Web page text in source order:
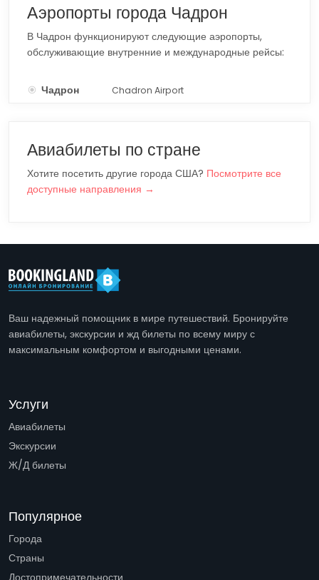
Аэропорты города Чадрон
В Чадрон функционируют следующие аэропорты,
обслуживающие внутренние и международные рейсы:
Чадрон Chadron Airport
Авиабилеты по стране
Хотите посетить другие города США? Посмотрите все
доступные направления →
Ваш надежный помощник в мире путешествий. Бронируйте
авиабилеты, экскурсии и жд билеты по всему миру с
максимальным комфортом и выгодными ценами.
Услуги
Авиабилеты
Экскурсии
Ж/Д билеты
Популярное
Города
Страны
Достопримечательности